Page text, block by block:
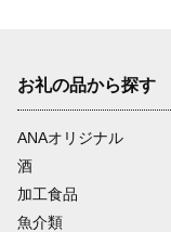
お礼の品から探す
ANAオリジナル
酒
加工食品
魚介類